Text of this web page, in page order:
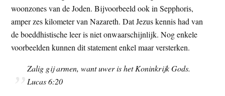
woonzones van de Joden. Bijvoorbeeld ook in Sepphoris,
amper zes kilometer van Nazareth. Dat Jezus kennis had van
de boeddhistische leer is niet onwaarschijnlijk. Nog enkele
voorbeelden kunnen dit statement enkel maar versterken.
Zalig gij armen, want uwer is het Koninkrijk Gods.
Lucas 6:20